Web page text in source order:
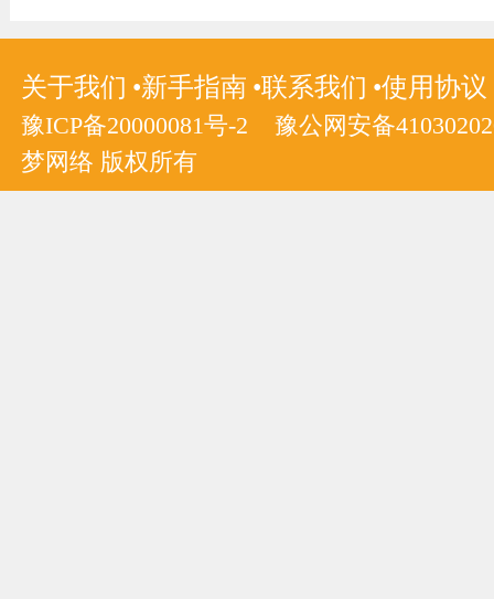
关于我们 新手指南 联系我们 使用协议
豫ICP备20000081号-2
豫公网安备
梦网络 版权所有